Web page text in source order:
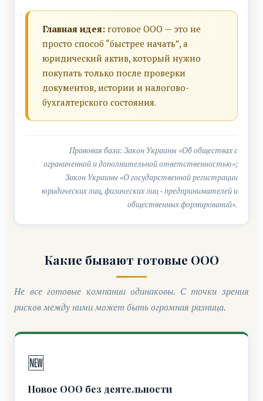
Главная идея: готовое ООО — это не
просто способ “быстрее начать”, а
юридический актив, который нужно
покупать только после проверки
документов, истории и налогово-
бухгалтерского состояния.
Правовая база: Закон Украины «Об обществах с
ограниченной и дополнительной ответственностью»;
Закон Украины «О государственной регистрации
юридических лиц, физических лиц - предпринимателей и
общественных формирований».
Какие бывают готовые ООО
Не все готовые компании одинаковы. С точки зрения
рисков между ними может быть огромная разница.
🆕
Новое ООО без деятельности